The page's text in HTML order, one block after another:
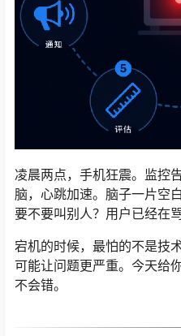
凌晨两点，手机狂震。监控
脑，心跳加速。脑子一片空
要不要叫别人？用户已经在骂
宕机的时候，最怕的不是技
可能让问题更严重。今天给
不会错。